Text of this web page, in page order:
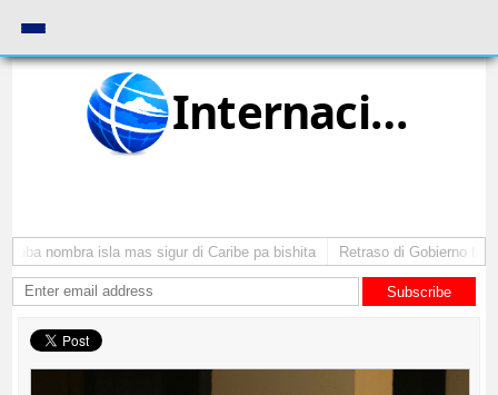
Internacional
nombra isla mas sigur di Caribe pa bishita Retraso di Gobierno ta
Subscribe